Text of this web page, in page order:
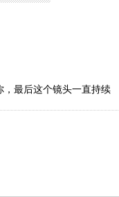
，最后这个镜头一直持续